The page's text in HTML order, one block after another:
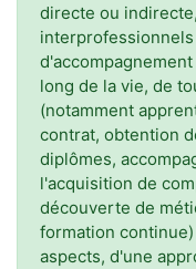
directe ou
long de la vie, de
(notamment
contrat, obtention
diplômes,
l'acquisition de
découverte de
formation
aspects, d'une